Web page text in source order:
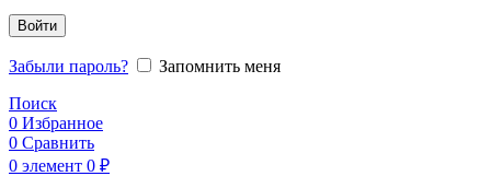
Войти
Забыли пароль?
Запомнить меня
Поиск
0 Избранное
0 Сравнить
0 элемент 0 ₽